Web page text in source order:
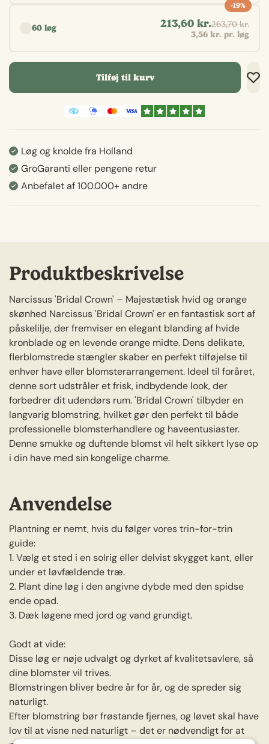
60 løg 213,60 kr.263,70 kr.
3,56 kr. pr. løg
-19%
Tilføj til kurv
Løg og knolde fra Holland
GroGaranti eller pengene retur
Anbefalet af 100.000+ andre
Produktbeskrivelse
Narcissus 'Bridal Crown' – Majestætisk hvid og orange
skønhed Narcissus 'Bridal Crown' er en fantastisk sort af
påskelilje, der fremviser en elegant blanding af hvide
kronblade og en levende orange midte. Dens delikate,
flerblomstrede stængler skaber en perfekt tilføjelse til
enhver have eller blomsterarrangement. Ideel til foråret,
denne sort udstråler et frisk, indbydende look, der
forbedrer dit udendørs rum. 'Bridal Crown' tilbyder en
langvarig blomstring, hvilket gør den perfekt til både
professionelle blomsterhandlere og haveentusiaster.
Denne smukke og duftende blomst vil helt sikkert lyse op
i din have med sin kongelige charme.
Anvendelse
Plantning er nemt, hvis du følger vores trin-for-trin
guide:
1. Vælg et sted i en solrig eller delvist skygget kant, eller
under et løvfældende træ.
2. Plant dine løg i den angivne dybde med den spidse
ende opad.
3. Dæk løgene med jord og vand grundigt.
Godt at vide:
Disse løg er nøje udvalgt og dyrket af kvalitetsavlere, så
dine blomster vil trives.
Blomstringen bliver bedre år for år, og de spreder sig
naturligt.
Efter blomstring bør frøstande fjernes, og løvet skal have
lov til at visne ned naturligt – det er nødvendigt for at